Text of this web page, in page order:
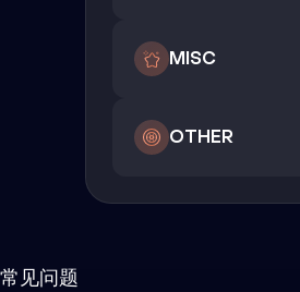
MISC
OTHER
常见问题